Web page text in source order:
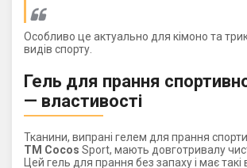
Особливо це актуально для кімоно та
видів спорту.
Гель для прання
— властивості
Тканини, випрані гелем для прання
ТМ Cocos Sport, мають довготривалу
Цей гель для прання без запаху і має такі